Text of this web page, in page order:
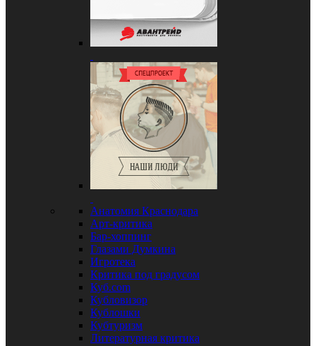
Анатомия Краснодара
Арт-критика
Бар-хоппинг
Глазами Думкина
Игротека
Критика под градусом
Куб.com
Кубловизор
Кублошки
Кубтуризм
Литературная критика